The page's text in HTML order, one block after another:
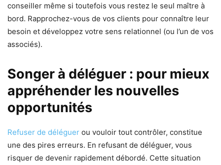
conseiller même si toutefois vous restez le seul maître à
bord. Rapprochez-vous de vos clients pour connaître leur
besoin et développez votre sens relationnel (ou l’un de vos
associés).
Songer à déléguer : pour mieux
appréhender les nouvelles
opportunités
Refuser de déléguer ou vouloir tout contrôler, constitue
une des pires erreurs. En refusant de déléguer, vous
risquer de devenir rapidement débordé. Cette situation